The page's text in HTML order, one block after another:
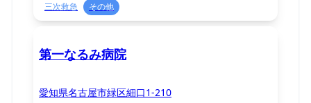
三次救急
その他
第一なるみ病院
愛知県名古屋市緑区細口1-210